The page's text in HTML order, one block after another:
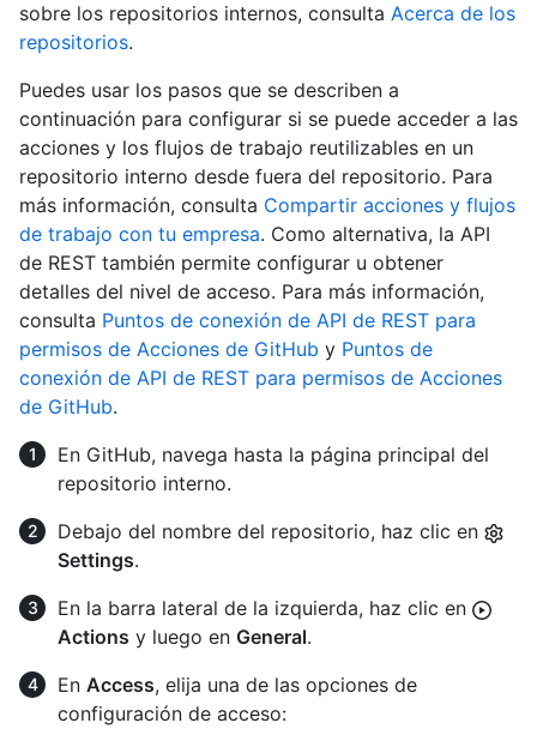
sobre los repositorios internos, consulta Acerca de los
repositorios.
Puedes usar los pasos que se describen a
continuación para configurar si se puede acceder a las
acciones y los flujos de trabajo reutilizables en un
repositorio interno desde fuera del repositorio. Para
más información, consulta Compartir acciones y flujos
de trabajo con tu empresa. Como alternativa, la API
de REST también permite configurar u obtener
detalles del nivel de acceso. Para más información,
consulta Puntos de conexión de API de REST para
permisos de Acciones de GitHub y Puntos de
conexión de API de REST para permisos de Acciones
de GitHub.
En GitHub, navega hasta la página principal del
repositorio interno.
Debajo del nombre del repositorio, haz clic en
Settings.
En la barra lateral de la izquierda, haz clic en
Actions y luego en General.
En Access, elija una de las opciones de
configuración de acceso: